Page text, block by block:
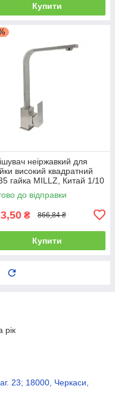
Купити
неіржавкий для
високий квадратний
гайка MILLZ, Китай 1/10
до відправки
₴ 866,84 ₴
Купити
рік
23; 18000, Черкаси,